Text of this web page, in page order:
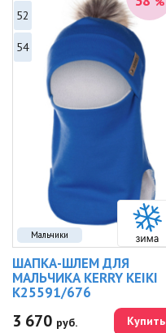
Мальчики
52
54
ШАПКА-ШЛЕМ ДЛЯ
МАЛЬЧИКА KERRY KEIKI
K25591/676
3 670 руб. Купить